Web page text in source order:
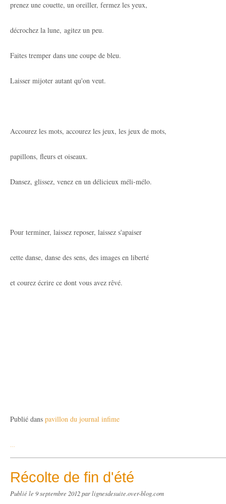
prenez une couette, un oreiller, fermez les yeux,
décrochez la lune, agitez un peu.
Faites tremper dans une coupe de bleu.
Laisser mijoter autant qu'on veut.
Accourez les mots, accourez les jeux, les jeux de mots,
papillons, fleurs et oiseaux.
Dansez, glissez, venez en un délicieux méli-mélo.
Pour terminer, laissez reposer, laissez s'apaiser
cette danse, danse des sens, des images en liberté
et courez écrire ce dont vous avez rêvé.
Publié dans pavillon du journal infime
…
Récolte de fin d'été
Publié le 9 septembre 2012par lignesdesuite.over-blog.com